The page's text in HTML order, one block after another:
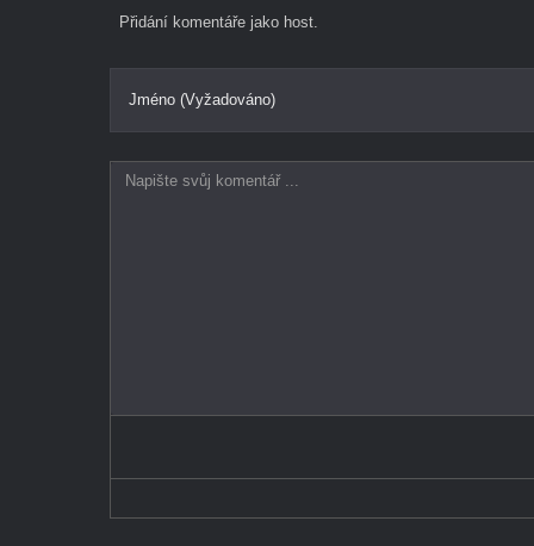
Přidání komentáře jako host.
Jméno (Vyžadováno)